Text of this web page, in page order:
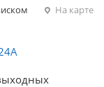
На карте